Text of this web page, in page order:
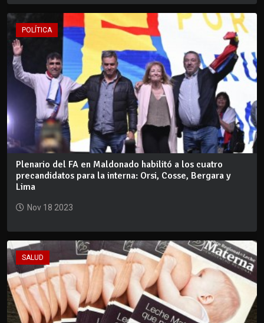
POLÍTICA
Plenario del FA en Maldonado habilitó a los cuatro
precandidatos para la interna: Orsi, Cosse, Bergara y
Lima
Nov 18 2023
SALUD